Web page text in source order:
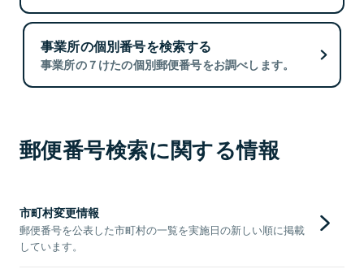
事業所の個別番号を検索する
事業所の７けたの個別郵便番号をお調べします。
郵便番号検索に関する情報
市町村変更情報
郵便番号を公表した市町村の一覧を実施日の新しい順に掲載
しています。